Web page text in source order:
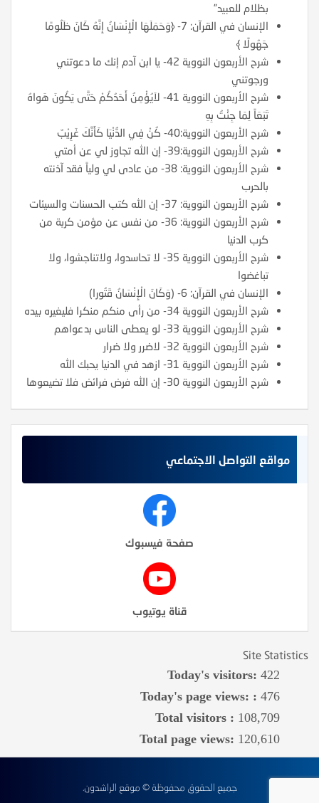
بظلام للعبيد”
الإنسان في القرآن: 7- ﴿وَحَمَلَهَا الْإِنْسَانُ إِنَّهُ كَانَ ظَلُومًا
جَهُولًا ﴾
شرح الأربعون النووية 42- يا ابن آدم إنك ما دعوتني
ورجوتني
شرح الأربعون النووية 41- لاَيُؤْمِنُ أَحَدُكُمْ حَتَّى يَكُونَ هَواهُ
تَبَعَاً لِمَا جِئْتُ بِهِ
شرح الأربعون النووية:40- كُنْ فِي الدُّنْيَا كَأَنَّكَ غَرِيْبٌ
شرح الأربعون النووية:39- إن الله تجاوز لي عن أمتي
شرح الأربعون النووية: 38- من عادى لي ولياً فقد آذنته
بالحرب
شرح الأربعون النووية: 37- إن الله كتب الحسنات والسيئات
شرح الأربعون النووية: 36- من نفس عن مؤمن كربة من
كرب الدنيا
شرح الأربعون النووية 35- لا تحاسدوا، ولاتناجشوا، ولا
تباغضوا
الإنسان في القرآن: 6- (وَكَانَ الْإِنْسَانُ قَتُورا)
شرح الأربعون النووية 34- من رأى منكم منكرا فليغيره بيده
شرح الأربعون النووية 33- لو يعطى الناس بدعواهم
شرح الأربعون النووية 32- لاضرر ولا ضرار
شرح الأربعون النووية 31- ازهد في الدنيا يحبك الله
شرح الأربعون النووية 30- إن الله فرض فرائض فلا تضيعوها
مواقع التواصل الاجتماعي
صفحة فيسبوك
قناة يوتيوب
Site Statistics
Today's visitors: 422
Today's page views: : 476
Total visitors : 108,709
Total page views: 120,610
جميع الحقوق محفوظة © موقع الراشدون.